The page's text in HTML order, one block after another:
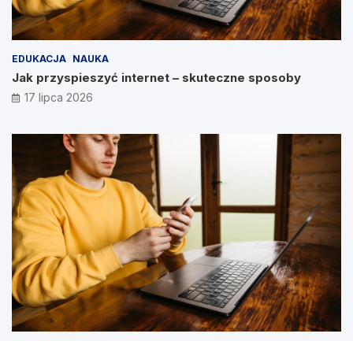
EDUKACJA NAUKA
Jak przyspieszyć internet – skuteczne sposoby
17 lipca 2026